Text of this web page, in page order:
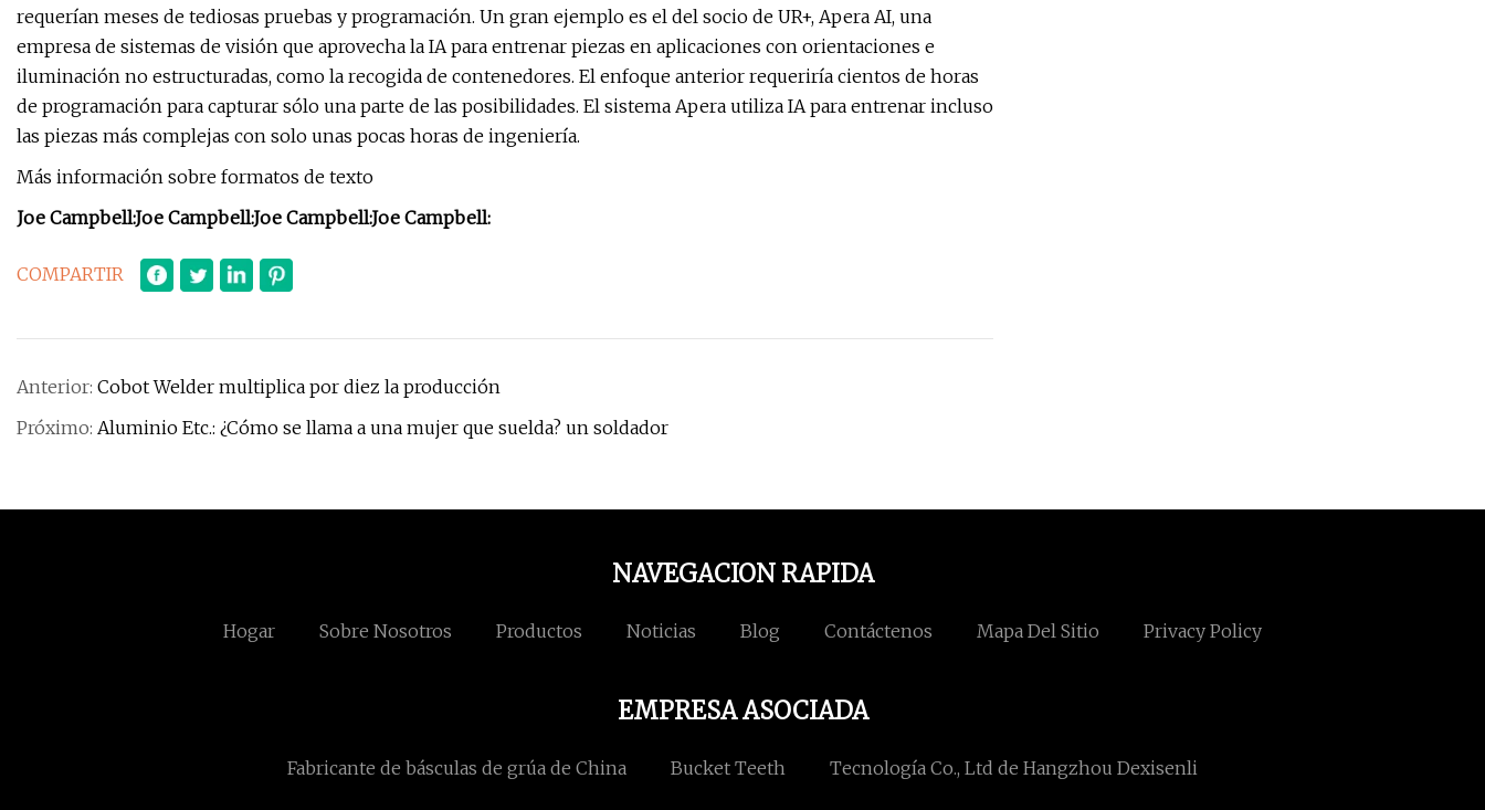
requerían meses de tediosas pruebas y programación. Un gran ejemplo es el del socio de UR+, Apera AI, una
empresa de sistemas de visión que aprovecha la IA para entrenar piezas en aplicaciones con orientaciones e
iluminación no estructuradas, como la recogida de contenedores. El enfoque anterior requeriría cientos de horas
de programación para capturar sólo una parte de las posibilidades. El sistema Apera utiliza IA para entrenar incluso
las piezas más complejas con solo unas pocas horas de ingeniería.
Más información sobre formatos de texto
Joe Campbell:Joe Campbell:Joe Campbell:Joe Campbell:
COMPARTIR
Anterior: Cobot Welder multiplica por diez la producción
Próximo: Aluminio Etc.: ¿Cómo se llama a una mujer que suelda? un soldador
NAVEGACION RAPIDA
Hogar Sobre Nosotros Productos Noticias Blog Contáctenos Mapa Del Sitio Privacy Policy
EMPRESA ASOCIADA
Fabricante de básculas de grúa de China Bucket Teeth Tecnología Co., Ltd de Hangzhou Dexisenli